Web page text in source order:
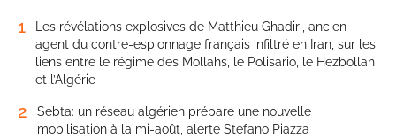
1
Les révélations explosives de Matthieu Ghadiri, ancien
agent du contre-espionnage français infiltré en Iran, sur les
liens entre le régime des Mollahs, le Polisario, le Hezbollah
et l’Algérie
2
Sebta: un réseau algérien prépare une nouvelle
mobilisation à la mi-août, alerte Stefano Piazza